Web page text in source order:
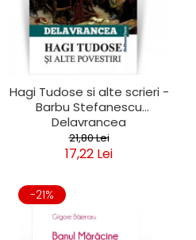
Clasica
Contemporana
Moderna
Romana
Universala
Universala
Non-fictiune
Publicistica / Reportaje / Interviuri
Stiinte umaniste
Hagi Tudose si alte scrieri -
Barbu Stefanescu
Delavrancea
21,80 Lei
17,22 Lei
-21%